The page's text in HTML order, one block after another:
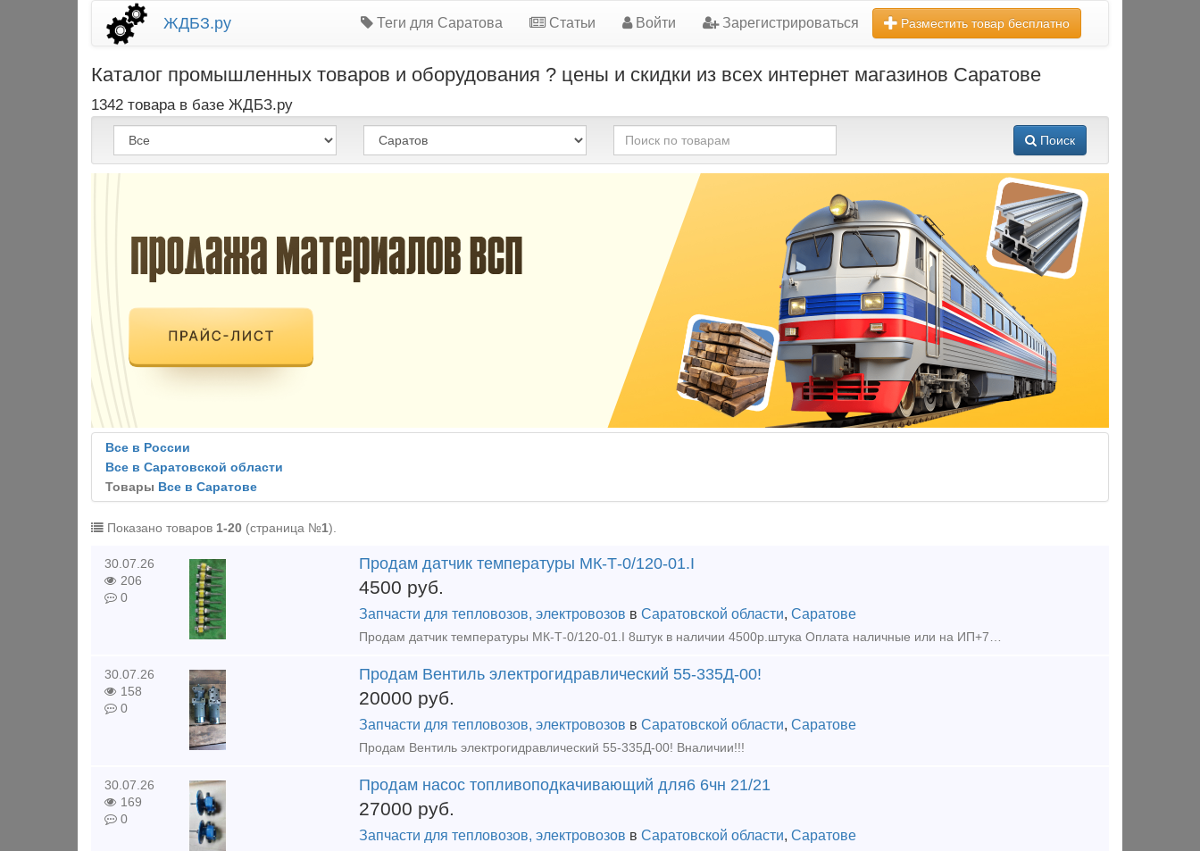
ЖДБЗ.ру Теги для Саратова Статьи Войти Зарегистрироваться Разместить товар бесплатно
Каталог промышленных товаров и оборудования ? цены и скидки из всех интернет магазинов Саратове
1342 товара в базе ЖДБЗ.ру
Поиск
Все в России
Все в Саратовской области
Товары Все в Саратове
Показано товаров 1-20 (страница №1).
30.07.26
206
0
Продам датчик температуры МК-Т-0/120-01.I
4500 руб.
Запчасти для тепловозов, электровозов в Саратовской области, Саратове
Продам датчик температуры МК-Т-0/120-01.I 8штук в наличии 4500р.штука Оплата наличные или на ИП+7% Продам, Датчик температуры МК-Т-м60/60-01.I в наличии 10штук
30.07.26
158
0
Продам Вентиль электрогидравлический 55-335Д-00!
20000 руб.
Запчасти для тепловозов, электровозов в Саратовской области, Саратове
Продам Вентиль электрогидравлический 55-335Д-00! Вналичии!!!
30.07.26
169
0
Продам насос топливоподкачивающий для6 6чн 21/21
27000 руб.
Запчасти для тепловозов, электровозов в Саратовской области, Саратове